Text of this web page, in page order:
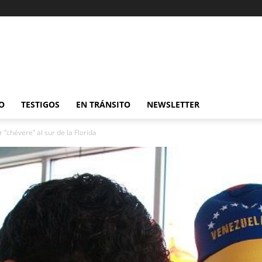
TESTIGOS EN TRÁNSITO NEWSLETTER
al sur de la Florida